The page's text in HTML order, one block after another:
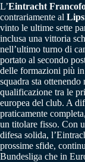
L’Eintracht
contrariamente al
vinto le ultime sette
inclusa una vittoria
nell’ultimo turno di
portato al secondo
delle formazioni più
squadra sta
qualificazione tra le
europea del club. A
praticamente
un titolare fisso. Con
difesa solida,
prossime sfide,
Bundesliga che in